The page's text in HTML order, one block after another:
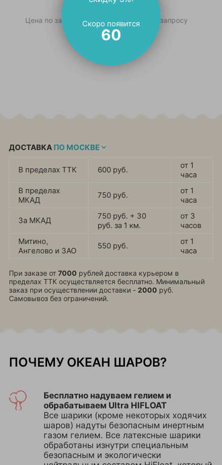
Цена по запросу Цена по запросу
ДОСТАВКА ПО МОСКВЕ
В пределах ТТК 600 руб.
от 1
часа
В пределах
МКАД
750 руб.
от 1
часа
За МКАД
750 руб. + 30
руб. за 1 км.
от 3
часов
Митино,
Ангелово и ЗАО
550 руб.
от 1
часа
При заказе от 7000 рублей доставка курьером в
пределах ТТК осуществляется бесплатно. Минимальный
заказ при осуществлении доставки - 2000 руб.
Самовывоз без ограничений.
ПОЧЕМУ ОКЕАН ШАРОВ?
Бесплатно надуваем гелием и
обрабатываем Ultra HIFLOAT
Все шарики (кроме некоторых ходячих
шаров) надуты безопасным инертным
газом гелием. Все латексные шарики
обработаны изнутри специальным
безопасным и экологически
Скоро появится
59